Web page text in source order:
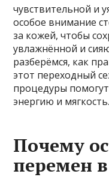
чувствительной и
особое внимание
за кожей, чтобы
увлажнённой и
разберёмся, как
этот переходный
процедуры
энергию и мягкость.
Почему
перемен